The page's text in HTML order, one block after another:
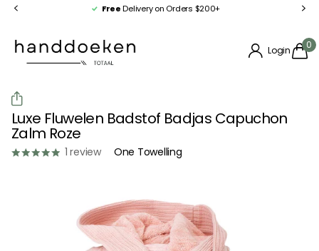
FreeDelivery on Orders $200+
Login 0
Luxe Fluwelen Badstof Badjas Capuchon
Zalm Roze
1review One Towelling